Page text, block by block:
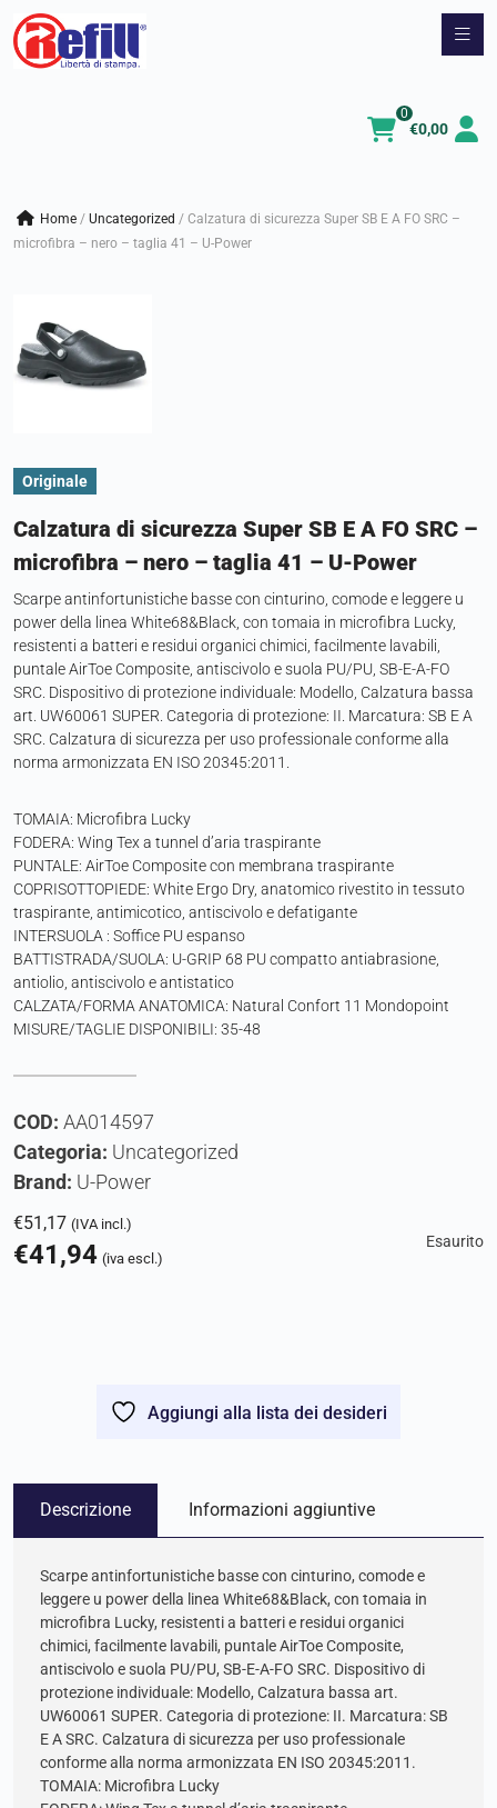
Vai
€0,00
0
Home / uncategorized / Calzatura di sicurezza Super SB E A FO SRC –
microfibra – nero – taglia 41 – U-Power
Originale
Calzatura di sicurezza Super SB E A FO SRC –
microfibra – nero – taglia 41 – U-Power
Scarpe antinfortunistiche basse con cinturino, comode e leggere u
power della linea White68&Black, con tomaia in microfibra Lucky,
resistenti a batteri e residui organici chimici, facilmente lavabili,
puntale AirToe Composite, antiscivolo e suola PU/PU, SB-E-A-FO
SRC. Dispositivo di protezione individuale: Modello, Calzatura bassa
art. UW60061 SUPER. Categoria di protezione: II. Marcatura: SB E A
SRC. Calzatura di sicurezza per uso professionale conforme alla
norma armonizzata EN ISO 20345:2011.
TOMAIA: Microfibra Lucky
FODERA: Wing Tex a tunnel d’aria traspirante
PUNTALE: AirToe Composite con membrana traspirante
COPRISOTTOPIEDE: White Ergo Dry, anatomico rivestito in tessuto
traspirante, antimicotico, antiscivolo e defatigante
INTERSUOLA : Soffice PU espanso
BATTISTRADA/SUOLA: U-GRIP 68 PU compatto antiabrasione,
antiolio, antiscivolo e antistatico
CALZATA/FORMA ANATOMICA: Natural Confort 11 Mondopoint
MISURE/TAGLIE DISPONIBILI: 35-48
COD: AA014597
Categoria: Uncategorized
Brand: U-Power
€51,17 (IVA incl.)
€41,94 (iva escl.)
Esaurito
Aggiungi alla lista dei desideri
Descrizione Informazioni aggiuntive
Scarpe antinfortunistiche basse con cinturino, comode e
leggere u power della linea White68&Black, con tomaia in
microfibra Lucky, resistenti a batteri e residui organici
chimici, facilmente lavabili, puntale AirToe Composite,
antiscivolo e suola PU/PU, SB-E-A-FO SRC. Dispositivo di
protezione individuale: Modello, Calzatura bassa art.
UW60061 SUPER. Categoria di protezione: II. Marcatura: SB
E A SRC. Calzatura di sicurezza per uso professionale
conforme alla norma armonizzata EN ISO 20345:2011.
TOMAIA: Microfibra Lucky